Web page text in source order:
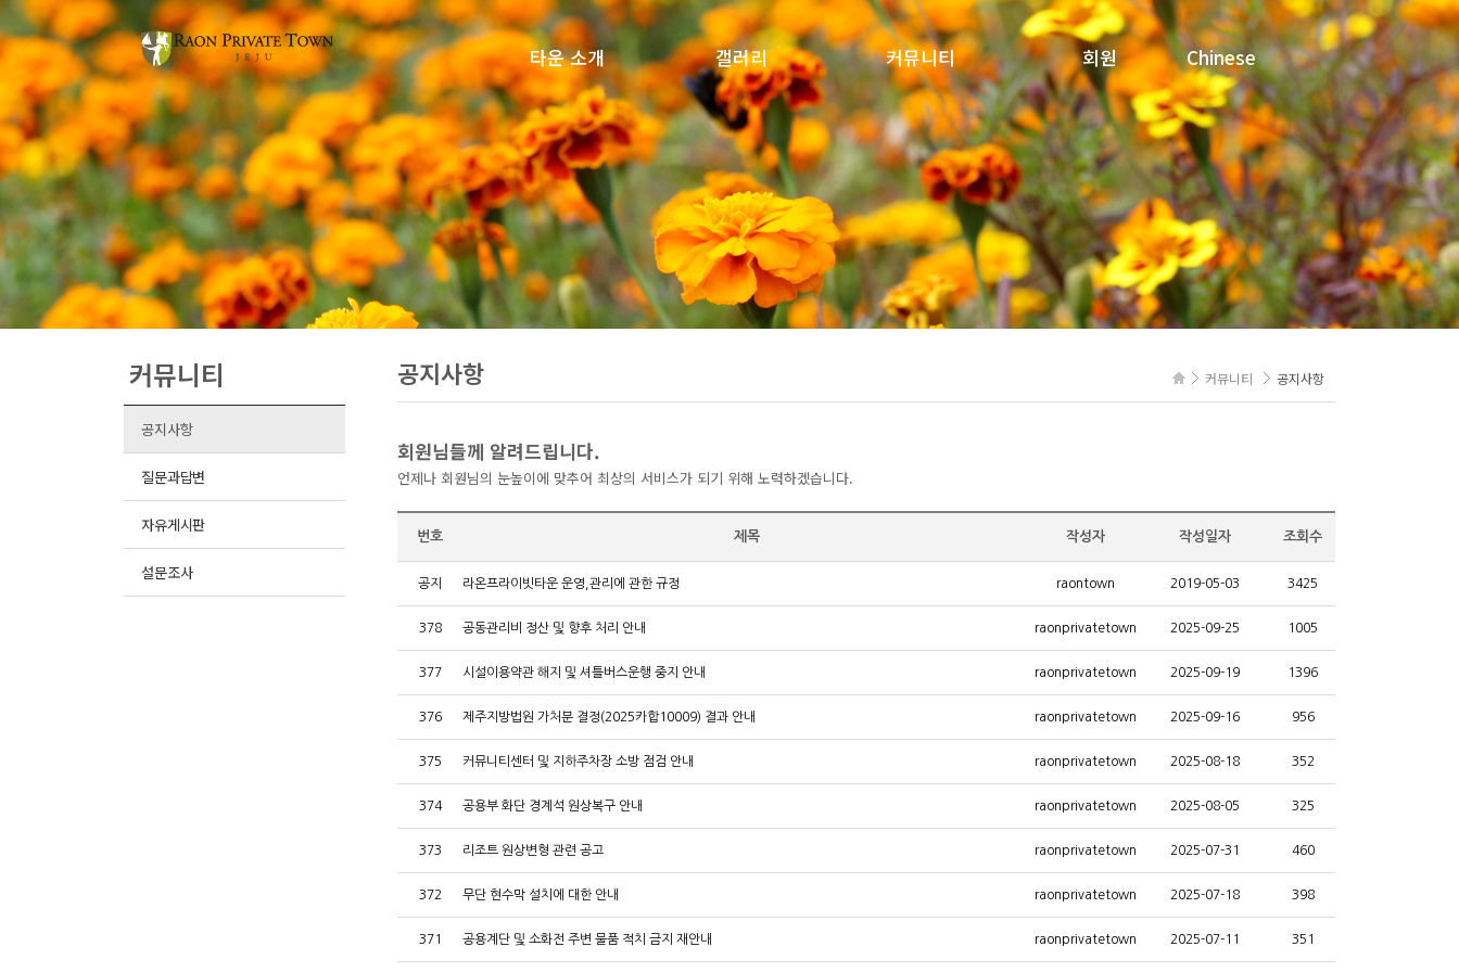
타운 소개
소개
오시는 길
갤러리
갤러리
커뮤니티
공지사항
질문과답변
자유게시판
설문조사
회원
로그인
문의내역
회원정보수정
회원탈퇴
Chinese
커뮤니티
공지사항
질문과답변
자유게시판
설문조사
커뮤니티 공지사항
공지사항
회원님들께 알려드립니다.
언제나 회원님의 눈높이에 맞추어 최상의 서비스가 되기 위해 노력하겠습니다.
번호 제목 작성자 작성일자 조회수
공지 라온프라이빗타운 운영,관리에 관한 규정 raontown 2019-05-03 3425
378 공동관리비 정산 및 향후 처리 안내 raonprivatetown 2025-09-25 1005
377 시설이용약관 해지 및 셔틀버스운행 중지 안내 raonprivatetown 2025-09-19 1396
376 제주지방법원 가처분 결정(2025카합10009) 결과 안내 raonprivatetown 2025-09-16 956
375 커뮤니티센터 및 지하주차장 소방 점검 안내 raonprivatetown 2025-08-18 352
374 공용부 화단 경계석 원상복구 안내 raonprivatetown 2025-08-05 325
373 리조트 원상변형 관련 공고 raonprivatetown 2025-07-31 460
372 무단 현수막 설치에 대한 안내 raonprivatetown 2025-07-18 398
371 공용계단 및 소화전 주변 물품 적치 금지 재안내 raonprivatetown 2025-07-11 351